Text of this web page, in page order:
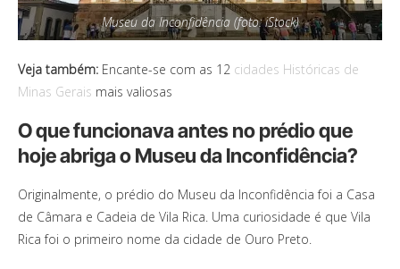
Museu da Inconfidência (foto: iStock)
Veja também: Encante-se com as 12 cidades Históricas de
Minas Gerais mais valiosas
O que funcionava antes no prédio que
hoje abriga o Museu da Inconfidência?
Originalmente, o prédio do Museu da Inconfidência foi a Casa
de Câmara e Cadeia de Vila Rica. Uma curiosidade é que Vila
Rica foi o primeiro nome da cidade de Ouro Preto.